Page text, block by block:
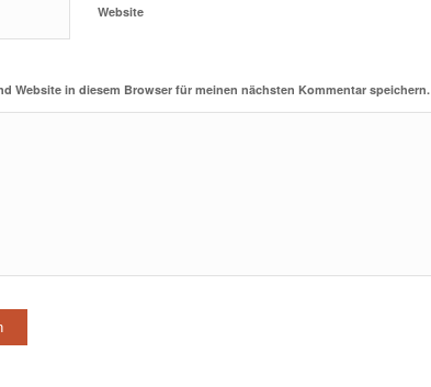
Website
Website in diesem Browser für meinen nächsten Kommentar speichern.